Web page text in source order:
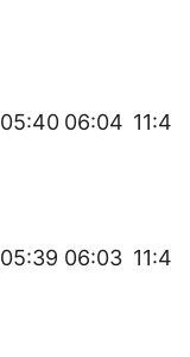
05:40 06:04 11:48
05:39 06:03 11:48